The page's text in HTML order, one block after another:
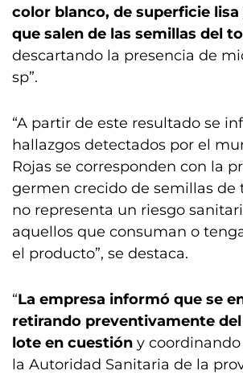
color blanco, de superficie
que salen de las semillas del
descartando la presencia de
sp”.
“A partir de este resultado se
hallazgos detectados por el
Rojas se corresponden con la
germen crecido de semillas de
no representa un riesgo
aquellos que consuman o
el producto”, se destaca.
“La empresa informó que se
retirando preventivamente
lote en cuestión y
la Autoridad Sanitaria de la